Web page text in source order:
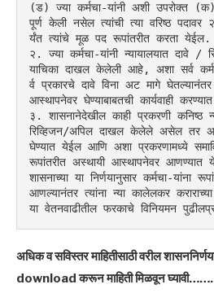
(ड) ज्या कर्मचा-यांनी अशी उपरोक्त (क)
पूर्ण केली नसेल त्यांची त्या वरिष्ठ पदावर
र्यंत त्यांचे मूळ पद रूपांतरीत करता येईल.
२. ज्या कर्मचा-यांनी न्यायालयात दावे /
याचिका दाखल केलेली आहे, अशा सर्व
र्व प्रकारचे दावे विना अट मागे घेतल्यानंतर
आस्थापनेवर घेण्याबाबतची कार्यवाही
३. शासनानेदेखील काही प्रकरणी कनिष्ठ
रिव्हिजन/अपिल दाखल केलेले असेल तर
घेण्यात येईल आणि अशा प्रकरणामध्ये
रूपांतरीत अस्थायी आस्थापनेवर आणण्यात
शासनाच्या या निर्णयानुसार कर्मचा-यांना
आणल्यानंतर त्यांना न्या कालेलकर
या वेतनवाढीतील फरकाचे विनियमन
अधिक व सविस्तर माहितीसाठी वरील
download करून माहिती मिळवून